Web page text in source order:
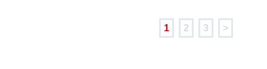
1 2 3 >